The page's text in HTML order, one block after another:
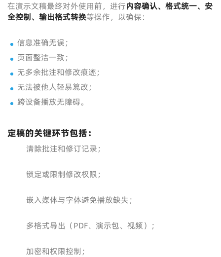
在演示文稿最终对外使用前，进行内容确认、格式统一、安
全控制、输出格式转换等操作，以确保：
信息准确无误；
页面整洁一致；
无多余批注和修改痕迹；
无法被他人轻易篡改；
跨设备播放无障碍。
定稿的关键环节包括：
清除批注和修订记录；
锁定或限制修改权限；
嵌入媒体与字体避免播放缺失；
多格式导出（PDF、演示包、视频）；
加密和权限控制；